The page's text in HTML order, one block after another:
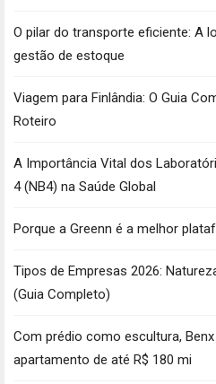
O pilar do transporte eficiente: A
gestão de estoque
Viagem para Finlândia: O Guia
Roteiro
A Importância Vital dos
4 (NB4) na Saúde Global
Porque a Greenn é a melhor
Tipos de Empresas 2026:
(Guia Completo)
Com prédio como escultura,
apartamento de até R$ 180 mi